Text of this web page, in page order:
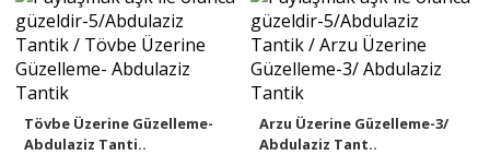
Tövbe Üzerine Güzelleme-
Abdulaziz Tanti..
Arzu Üzerine Güzelleme-3/
Abdulaziz Tant..